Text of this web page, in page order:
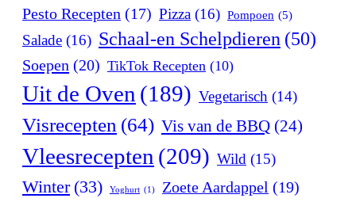
Pesto Recepten (17) Pizza (16) Pompoen (5)
Salade (16) Schaal-en Schelpdieren (50)
Soepen (20) TikTok Recepten (10)
Uit de Oven (189) Vegetarisch (14)
Visrecepten (64) Vis van de BBQ (24)
Vleesrecepten (209) Wild (15)
Winter (33) Yoghurt (1) Zoete Aardappel (19)